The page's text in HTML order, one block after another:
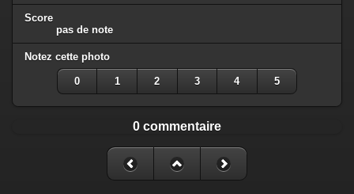
Score
pas de note
Notez cette photo
0 1 2 3 4 5
0 commentaire